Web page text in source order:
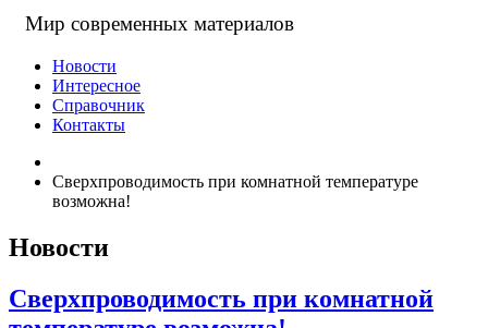
Мир современных материалов
Новости
Интересное
Справочник
Контакты
Сверхпроводимость при комнатной температуре
возможна!
Новости
Сверхпроводимость при комнатной